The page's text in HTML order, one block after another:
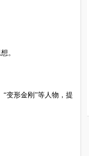
。
变形金刚”等人物，提